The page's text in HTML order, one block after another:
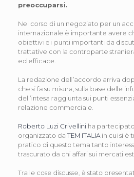
preoccuparsi.
Nel corso di un negoziato per un
internazionale è importante avere
obiettivi e i punti importanti da
trattative con la controparte
ed efficace.
La redazione dell’accordo arriva
che si fa su misura, sulla base delle
dell’intesa raggiunta sui punti
relazione commerciale.
Roberto Luzi Crivellini ha
organizzato da TEM ITALIAin cui si è
pratico di questo tema tanto
trascurato da chi affari sui mercati
Tra le cose discusse, è stato